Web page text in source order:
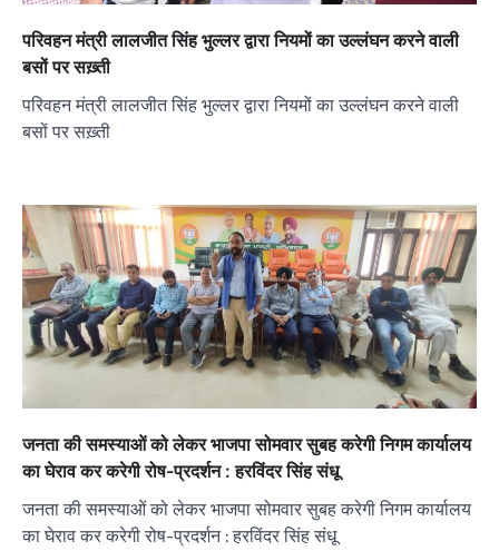
परिवहन मंत्री लालजीत सिंह भुल्लर द्वारा नियमों का उल्लंघन करने वाली
बसों पर सख़्ती
परिवहन मंत्री लालजीत सिंह भुल्लर द्वारा नियमों का उल्लंघन करने वाली
बसों पर सख़्ती
जनता की समस्याओं को लेकर भाजपा सोमवार सुबह करेगी निगम कार्यालय
का घेराव कर करेगी रोष-प्रदर्शन : हरविंदर सिंह संधू
जनता की समस्याओं को लेकर भाजपा सोमवार सुबह करेगी निगम कार्यालय
का घेराव कर करेगी रोष-प्रदर्शन : हरविंदर सिंह संधू